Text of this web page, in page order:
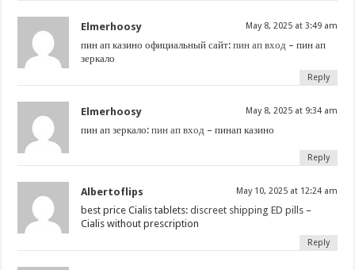
Elmerhoosy May 8, 2025 at 3:49 am
пин ап казино официальный сайт:пин ап вход – пин ап
зеркало
Reply
Elmerhoosy May 8, 2025 at 9:34 am
пин ап зеркало:пин ап вход – пинап казино
Reply
Albertoflips May 10, 2025 at 12:24 am
best price Cialis tablets:discreet shipping ED pills –
Cialis without prescription
Reply